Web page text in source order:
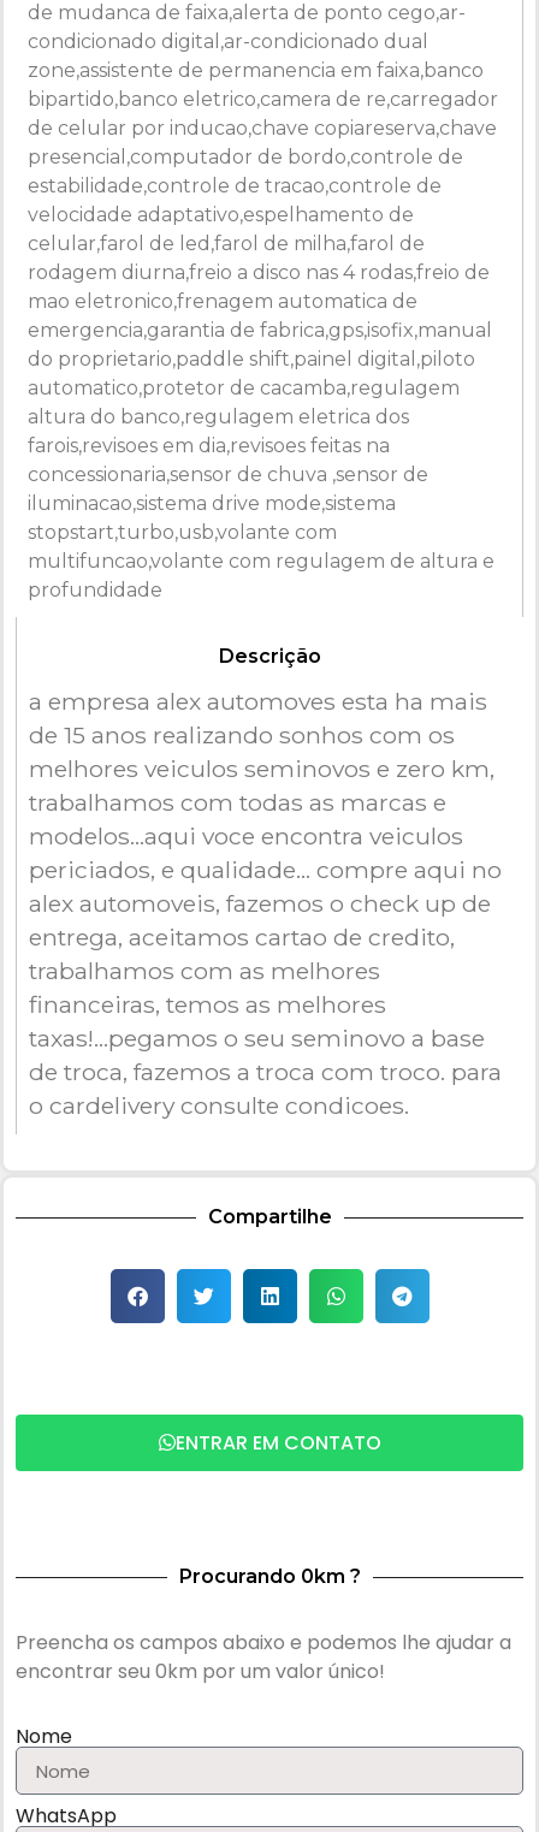
de mudanca de faixa,alerta de ponto cego,ar-
condicionado digital,ar-condicionado dual
zone,assistente de permanencia em faixa,banco
bipartido,banco eletrico,camera de re,carregador
de celular por inducao,chave copiareserva,chave
presencial,computador de bordo,controle de
estabilidade,controle de tracao,controle de
velocidade adaptativo,espelhamento de
celular,farol de led,farol de milha,farol de
rodagem diurna,freio a disco nas 4 rodas,freio de
mao eletronico,frenagem automatica de
emergencia,garantia de fabrica,gps,isofix,manual
do proprietario,paddle shift,painel digital,piloto
automatico,protetor de cacamba,regulagem
altura do banco,regulagem eletrica dos
farois,revisoes em dia,revisoes feitas na
concessionaria,sensor de chuva ,sensor de
iluminacao,sistema drive mode,sistema
stopstart,turbo,usb,volante com
multifuncao,volante com regulagem de altura e
profundidade
Descrição
a empresa alex automoves esta ha mais
de 15 anos realizando sonhos com os
melhores veiculos seminovos e zero km,
trabalhamos com todas as marcas e
modelos...aqui voce encontra veiculos
periciados, e qualidade... compre aqui no
alex automoveis, fazemos o check up de
entrega, aceitamos cartao de credito,
trabalhamos com as melhores
financeiras, temos as melhores
taxas!...pegamos o seu seminovo a base
de troca, fazemos a troca com troco. para
o cardelivery consulte condicoes.
Compartilhe
ENTRAR EM CONTATO
Procurando 0km ?
Preencha os campos abaixo e podemos lhe ajudar a
encontrar seu 0km por um valor único!
Nome
WhatsApp